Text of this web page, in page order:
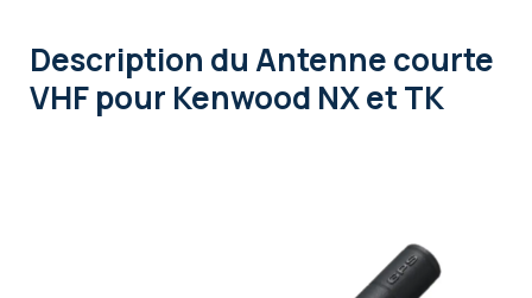
Description du Antenne courte
VHF pour Kenwood NX et TK